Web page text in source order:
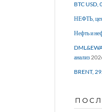
BTC USD,
НЕФТЬ,
Нефть и
анализ
BRENT,